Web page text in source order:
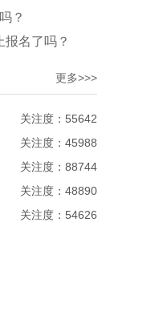
？
名了吗？
更多>>>
关注度：55642
关注度：45988
关注度：88744
关注度：48890
关注度：54626